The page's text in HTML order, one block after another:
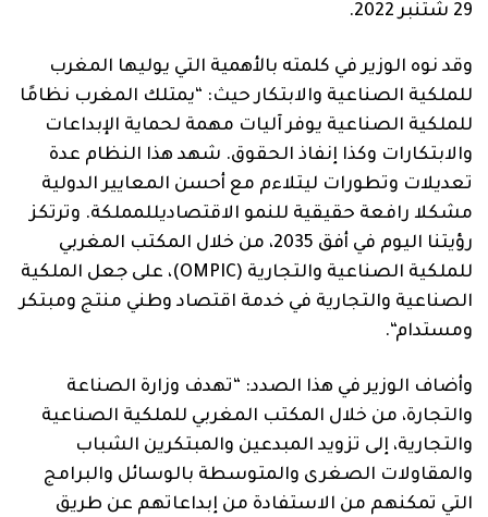
29 شتنبر 2022.
وقد نوه الوزير في كلمته بالأهمية التي يوليها المغرب
للملكية الصناعية والابتكار حيث: “يمتلك المغرب نظامًا
للملكية الصناعية يوفر آليات مهمة لحماية الإبداعات
والابتكارات وكذا إنفاذ الحقوق. شهد هذا النظام عدة
تعديلات وتطورات ليتلاءم مع أحسن المعايير الدولية
مشكلا رافعة حقيقية للنمو الاقتصاديللمملكة. وترتكز
رؤيتنا
اليوم في أفق 2035، من خلال المكتب المغربي
للملكية الصناعية والتجارية (OMPIC)، على جعل الملكية
الصناعية والتجارية في خدمة اقتصاد وطني منتج ومبتكر
ومستدام“
.
وأضاف الوزير في هذا الصدد: “تهدف وزارة الصناعة
والتجارة، من خلال المكتب المغربي للملكية الصناعية
والتجارية، إلى تزويد المبدعين والمبتكرين الشباب
والمقاولات الصغرى والمتوسطة بالوسائل والبرامج
التي تمكنهم من الاستفادة من إبداعاتهم عن طريق